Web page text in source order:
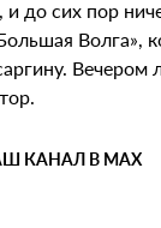
до сих пор
Волга»,
КАНАЛ В MAX